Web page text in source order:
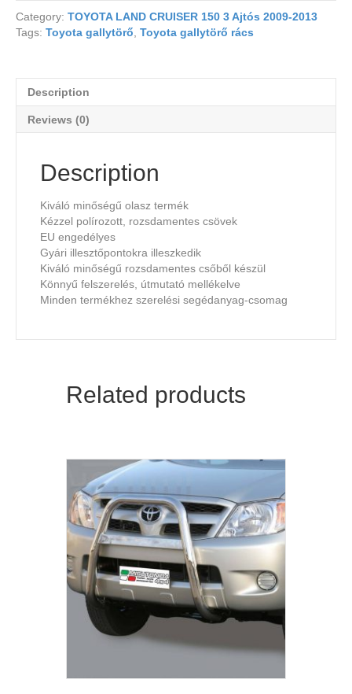
Category: TOYOTA LAND CRUISER 150 3 Ajtós 2009-2013
Tags: Toyota gallytörő, Toyota gallytörő rács
Description
Reviews (0)
Description
Kiváló minőségű olasz termék
Kézzel polírozott, rozsdamentes csövek
EU engedélyes
Gyári illesztőpontokra illeszkedik
Kiváló minőségű rozsdamentes csőből készül
Könnyű felszerelés, útmutató mellékelve
Minden termékhez szerelési segédanyag-csomag
Related products